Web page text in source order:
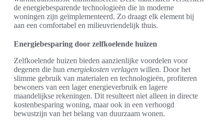
de energiebesparende technologieën die in moderne
woningen zijn geïmplementeerd. Zo draagt elk element bij
aan een comfortabel en milieuvriendelijk thuis.
Energiebesparing door zelfkoelende huizen
Zelfkoelende huizen bieden aanzienlijke voordelen voor
degenen die hun energiekosten verlagen willen. Door het
slimme gebruik van materialen en technologieën, profiteren
bewoners van een lager energieverbruik en lagere
maandelijkse rekeningen. Dit resulteert niet alleen in directe
kostenbesparing woning, maar ook in een verhoogd
bewustzijn van het belang van duurzaam wonen.